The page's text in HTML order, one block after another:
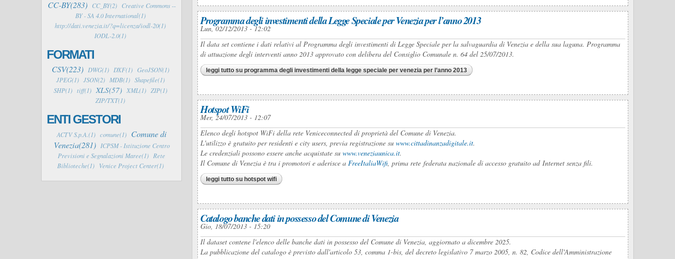
CC-BY(283) CC_BY(2)
Creative Commons --
BY - SA 4.0 International(1)
http://dati.venezia.it/?q=licenza/iodl-20(1)
IODL-2.0(1)
FORMATI
CSV(223) DWG(1) DXF(1) GeoJSON(1)
JPEG(1) JSON(2) MDB(1) Shapefile(1)
SHP(1) tiff(1) XLS(57) XML(1)
ZIP(1)
ZIP/TXT(1)
ENTI GESTORI
ACTV S.p.A.(1) comune(1)
Comune di
Venezia(281)
ICPSM - Istituzione Centro
Previsioni e Segnalazioni Maree(1)
Rete
Biblioteche(1)
Venice Project Center(1)
Programma degli investimenti della Legge Speciale per Venezia per l’anno 2013
Lun, 02/12/2013 - 12:02
Il data set contiene i dati relativi al Programma degli investimenti di Legge Speciale per la salvaguardia di Venezia e della sua laguna. Programma
di attuazione degli interventi anno 2013 approvato con delibera del Consiglio Comunale n. 64 del 25/07/2013.
leggi tutto su programma degli investimenti della legge speciale per venezia per l’anno 2013
Hotspot WiFi
Mer, 24/07/2013 - 12:07
Elenco degli hotspot WiFi della rete Veniceconnected di proprietà del Comune di Venezia.
L'utilizzo è gratuito per residenti e city users, previa registrazione su www.cittadinanzadigitale.it.
Le credenziali possono essere anche acquistate su www.veneziaunica.it.
Il Comune di Venezia è tra i promotori e aderisce a FreeItaliaWifi, prima rete federata nazionale di accesso gratuito ad Internet senza fili.
leggi tutto su hotspot wifi
Catalogo banche dati in possesso del Comune di Venezia
Gio, 18/07/2013 - 15:20
Il dataset contene l'elenco delle banche dati in possesso del Comune di Venezia, aggiornato a dicembre 2025.
La pubblicazione del catalogo è previsto dall'articolo 53, comma 1-bis, del decreto legislativo 7 marzo 2005, n. 82, Codice dell'Amministrazione